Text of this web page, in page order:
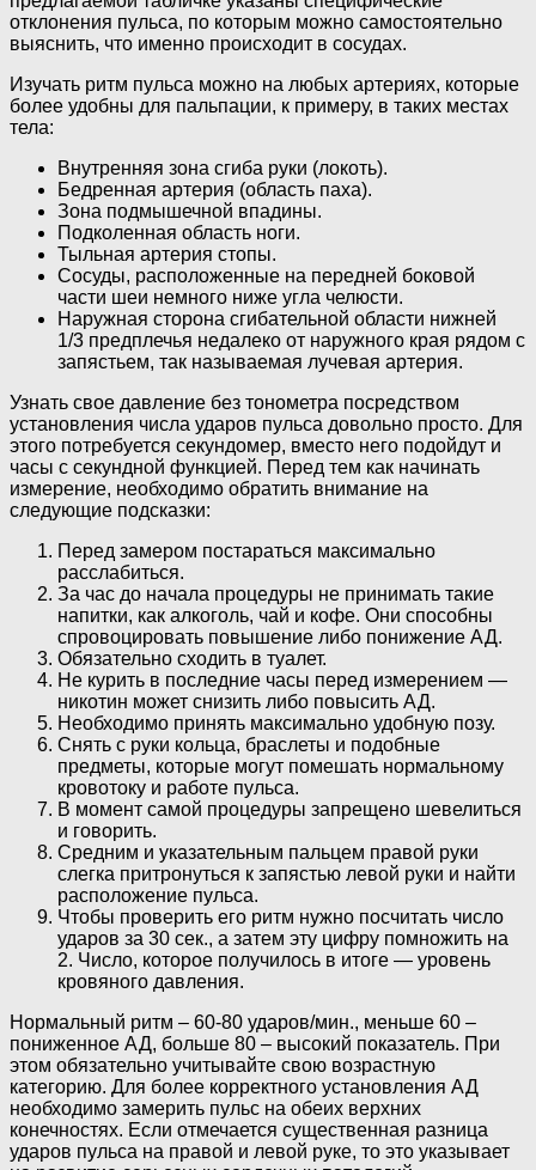
отклонения пульса, по которым можно самостоятельно
выяснить, что именно происходит в сосудах.
Изучать ритм пульса можно на любых артериях, которые
более удобны для пальпации, к примеру, в таких местах
тела:
Внутренняя зона сгиба руки (локоть).
Бедренная артерия (область паха).
Зона подмышечной впадины.
Подколенная область ноги.
Тыльная артерия стопы.
Сосуды, расположенные на передней боковой
части шеи немного ниже угла челюсти.
Наружная сторона сгибательной области нижней
1/3 предплечья недалеко от наружного края рядом с
запястьем, так называемая лучевая артерия.
Узнать свое давление без тонометра посредством
установления числа ударов пульса довольно просто. Для
этого потребуется секундомер, вместо него подойдут и
часы с секундной функцией. Перед тем как начинать
измерение, необходимо обратить внимание на
следующие подсказки:
Перед замером постараться максимально
расслабиться.
За час до начала процедуры не принимать такие
напитки, как алкоголь, чай и кофе. Они способны
спровоцировать повышение либо понижение АД.
Обязательно сходить в туалет.
Не курить в последние часы перед измерением —
никотин может снизить либо повысить АД.
Необходимо принять максимально удобную позу.
Снять с руки кольца, браслеты и подобные
предметы, которые могут помешать нормальному
кровотоку и работе пульса.
В момент самой процедуры запрещено шевелиться
и говорить.
Средним и указательным пальцем правой руки
слегка притронуться к запястью левой руки и найти
расположение пульса.
Чтобы проверить его ритм нужно посчитать число
ударов за 30 сек., а затем эту цифру помножить на
2. Число, которое получилось в итоге — уровень
кровяного давления.
Нормальный ритм – 60-80 ударов/мин., меньше 60 –
пониженное АД, больше 80 – высокий показатель. При
этом обязательно учитывайте свою возрастную
категорию. Для более корректного установления АД
необходимо замерить пульс на обеих верхних
конечностях. Если отмечается существенная разница
ударов пульса на правой и левой руке, то это указывает